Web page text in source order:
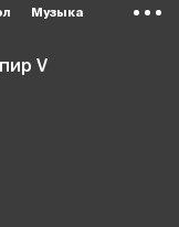
Музыка
V